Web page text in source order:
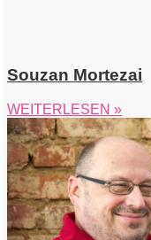
Souzan Mortezai
WEITERLESEN »